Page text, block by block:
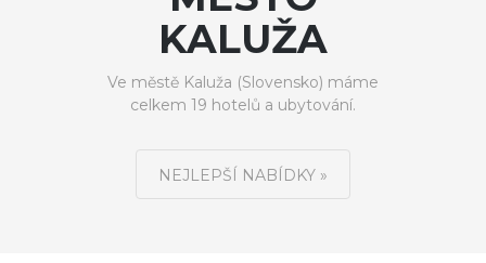
KALUŽA
Ve městě Kaluža (Slovensko) máme
celkem 19 hotelů a ubytování.
NEJLEPŠÍ NABÍDKY »